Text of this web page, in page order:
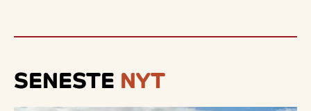
SENESTE NYT